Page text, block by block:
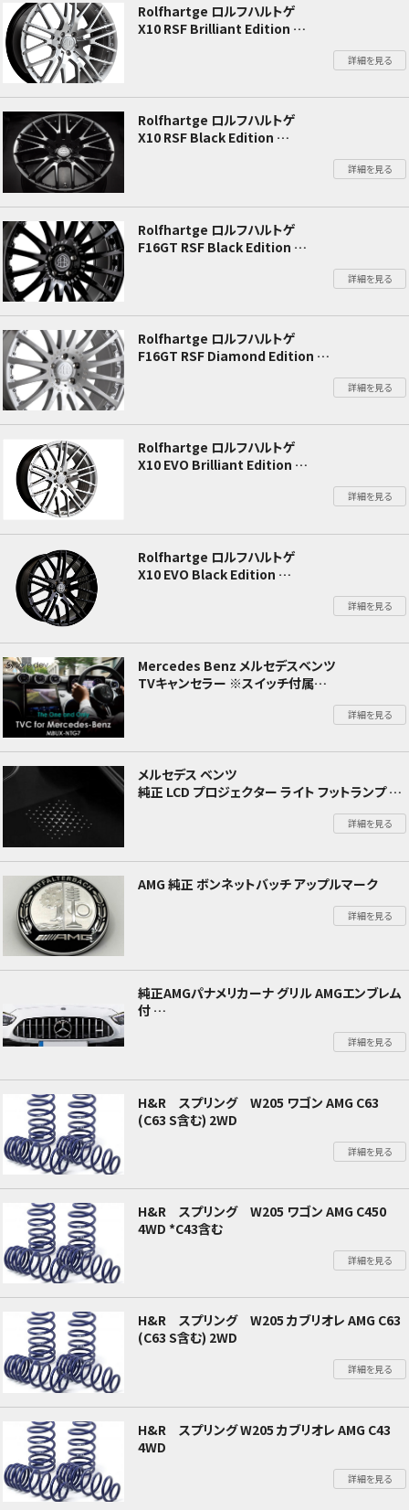
Rolfhartge ロルフハルトゲ
X10 RSF Brilliant Edition
詳細を見る
Rolfhartge ロルフハルトゲ
X10 RSF Black Edition
詳細を見る
Rolfhartge ロルフハルトゲ
F16GT RSF Black Edition
詳細を見る
Rolfhartge ロルフハルトゲ
F16GT RSF Diamond Edition
詳細を見る
Rolfhartge ロルフハルトゲ
X10 EVO Brilliant Edition
詳細を見る
Rolfhartge ロルフハルトゲ
X10 EVO Black Edition
詳細を見る
Mercedes Benz メルセデスベンツ
TVキャンセラー ※スイッチ付属
Sクラス(W223) Cクラス(W206) マイバッハ
詳細を見る
メルセデス ベンツ
純正 LCD プロジェクター ライト フットランプ カ
ーテシランプ メルセデスベンツパターン
詳細を見る
AMG 純正 ボンネットバッチ アップルマーク
詳細を見る
純正AMGパナメリカーナ グリル AMGエンブレム
付
AMG C43 メルセデスベンツ Cクラス
詳細を見る
H&R スプリング W205 ワゴン AMG C63
(C63 S含む) 2WD
詳細を見る
H&R スプリング W205 ワゴン AMG C450
4WD *C43含む
詳細を見る
H&R スプリング W205 カブリオレ AMG C63
(C63 S含む) 2WD
詳細を見る
H&R スプリング W205 カブリオレ AMG C43
4WD
詳細を見る